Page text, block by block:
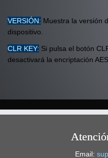
VERSIÓN: Muestra la versión
dispositivo.
CLR KEY: Si pulsa el botón
desactivará la encriptación
Email: